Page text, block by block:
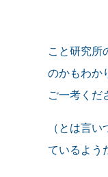
こと研究所
のかもわか
ご一考くだ
（とは言
ているよう